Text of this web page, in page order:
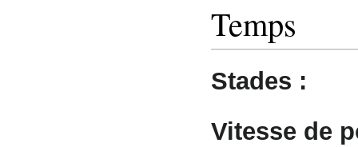
Temps
Stades :
Vitesse de